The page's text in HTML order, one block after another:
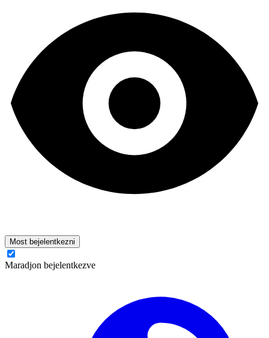
Most bejelentkezni
Maradjon bejelentkezve